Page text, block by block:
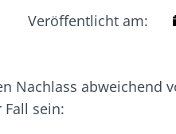
Veröffentlicht am:
Nachlass
sein: